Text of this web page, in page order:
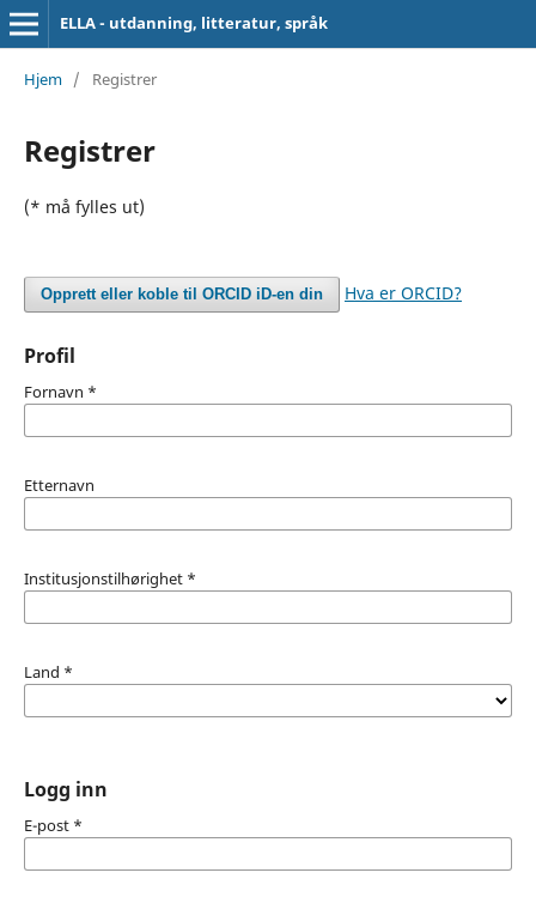
ELLA - utdanning, litteratur, språk
Hjem / Registrer
Registrer
(* må fylles ut)
Opprett eller koble til ORCID iD-en din Hva er ORCID?
Profil
Fornavn *
Etternavn
Institusjonstilhørighet *
Land *
Logg inn
E-post *